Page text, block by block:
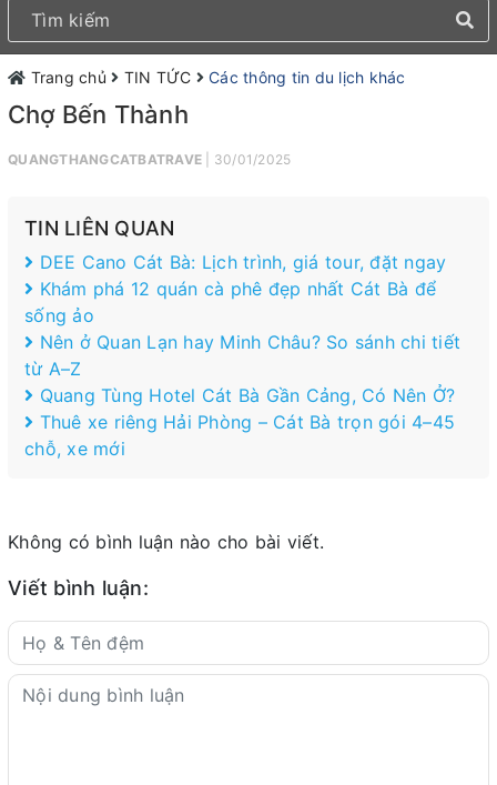
Trang chủ TIN TỨC Các thông tin du lịch khác
Chợ Bến Thành
QUANGTHANGCATBATRAVE | 30/01/2025
TIN LIÊN QUAN
DEE Cano Cát Bà: Lịch trình, giá tour, đặt ngay
Khám phá 12 quán cà phê đẹp nhất Cát Bà để
sống ảo
Nên ở Quan Lạn hay Minh Châu? So sánh chi tiết
từ A–Z
Quang Tùng Hotel Cát Bà Gần Cảng, Có Nên Ở?
Thuê xe riêng Hải Phòng – Cát Bà trọn gói 4–45
chỗ, xe mới
Không có bình luận nào cho bài viết.
Viết bình luận: